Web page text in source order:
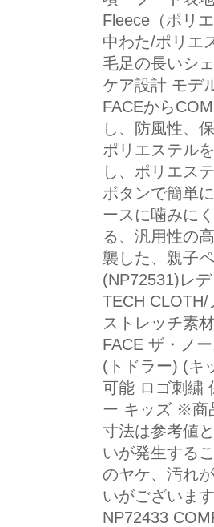
Fleece（ポリ
中わた/ポリエ
毛足の長いシ
ケア設計 モデ
FACEから
し、防風性、
ポリエステル
し、ポリエス
ボタンで簡単
ースに噛みに
る、汎用性の
襲した、親子
(NP72531)レ
TECH
ストレッチ素
FACE ザ・ノ
(トドラー) (キ
可能 ロゴ刺繍
ー キッズ ※商
寸法は参考値
いが発生する
のヤケ、汚れ
いがございま
NP72433